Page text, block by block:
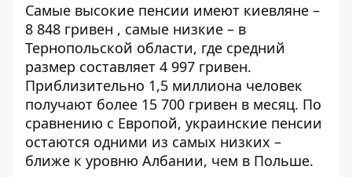
Самые высокие пенсии имеют киевляне –
8 848 гривен , самые низкие – в
Тернопольской области, где средний
размер составляет 4 997 гривен.
Приблизительно 1,5 миллиона человек
получают более 15 700 гривен в месяц. По
сравнению с Европой, украинские пенсии
остаются одними из самых низких –
ближе к уровню Албании, чем в Польше.